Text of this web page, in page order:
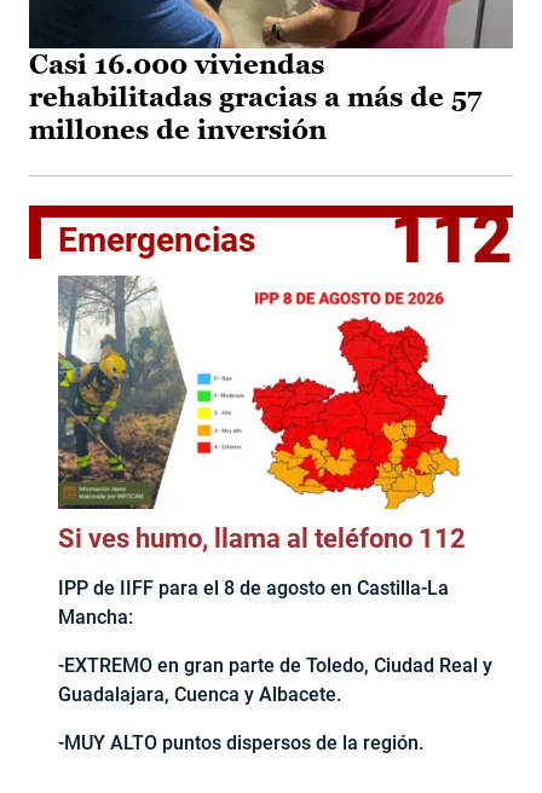
Casi 16.000 viviendas
rehabilitadas gracias a más de 57
millones de inversión
Emergencias 112
Si ves humo, llama al teléfono 112
IPP de IIFF para el 8 de agosto en Castilla-La
Mancha:
-EXTREMO en gran parte de Toledo, Ciudad Real y
Guadalajara, Cuenca y Albacete.
-MUY ALTO puntos dispersos de la región.